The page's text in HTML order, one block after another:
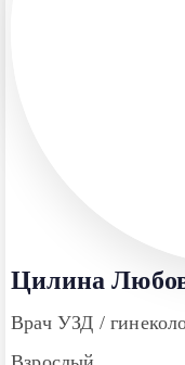
Цилина
Врач УЗД /